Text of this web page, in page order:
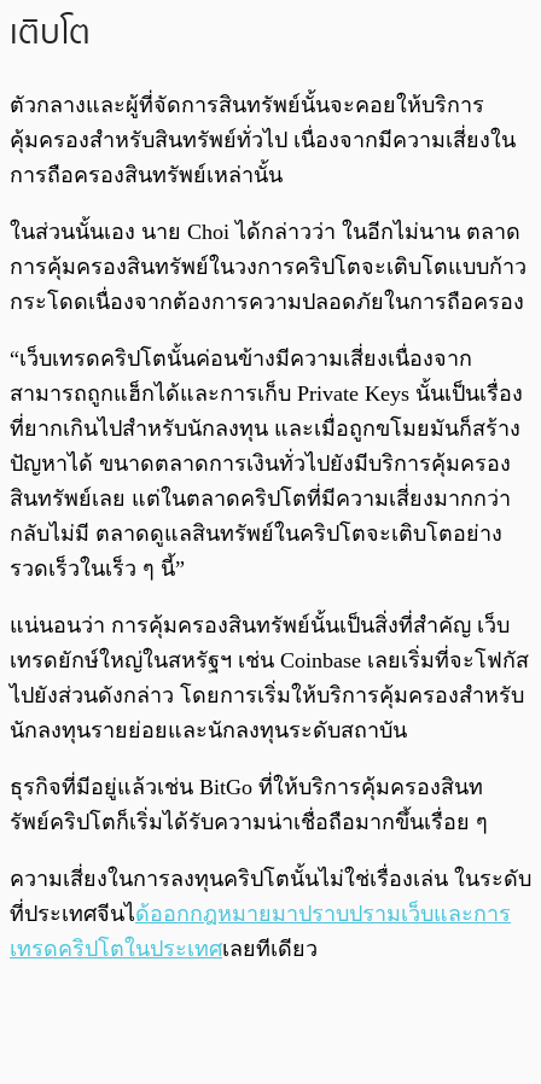
เติบโต
ตัวกลางและผู้ที่จัดการสินทรัพย์นั้นจะคอยให้บริการ
คุ้มครองสำหรับสินทรัพย์ทั่วไป เนื่องจากมีความเสี่ยงใน
การถือครองสินทรัพย์เหล่านั้น
ในส่วนนั้นเอง นาย Choi ได้กล่าวว่า ในอีกไม่นาน ตลาด
การคุ้มครองสินทรัพย์ในวงการคริปโตจะเติบโตแบบก้าว
กระโดดเนื่องจากต้องการความปลอดภัยในการถือครอง
“เว็บเทรดคริปโตนั้นค่อนข้างมีความเสี่ยงเนื่องจาก
สามารถถูกแฮ็กได้และการเก็บ Private Keys นั้นเป็นเรื่อง
ที่ยากเกินไปสำหรับนักลงทุน และเมื่อถูกขโมยมันก็สร้าง
ปัญหาได้ ขนาดตลาดการเงินทั่วไปยังมีบริการคุ้มครอง
สินทรัพย์เลย แต่ในตลาดคริปโตที่มีความเสี่ยงมากกว่า
กลับไม่มี ตลาดดูแลสินทรัพย์ในคริปโตจะเติบโตอย่าง
รวดเร็วในเร็ว ๆ นี้”
แน่นอนว่า การคุ้มครองสินทรัพย์นั้นเป็นสิ่งที่สำคัญ เว็บ
เทรดยักษ์ใหญ่ในสหรัฐฯ เช่น Coinbase เลยเริ่มที่จะโฟกัส
ไปยังส่วนดังกล่าว โดยการเริ่มให้บริการคุ้มครองสำหรับ
นักลงทุนรายย่อยและนักลงทุนระดับสถาบัน
ธุรกิจที่มีอยู่แล้วเช่น BitGo ที่ให้บริการคุ้มครองสินท
รัพย์คริปโตก็เริ่มได้รับความน่าเชื่อถือมากขึ้นเรื่อย ๆ
ความเสี่ยงในการลงทุนคริปโตนั้นไม่ใช่เรื่องเล่น ในระดับ
ที่ประเทศจีนได้ออกกฎหมายมาปราบปรามเว็บและการ
เทรดคริปโตในประเทศเลยทีเดียว